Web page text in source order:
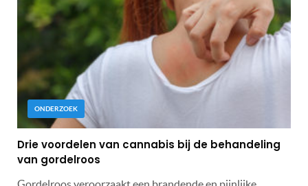
ONDERZOEK
Drie voordelen van cannabis bij de behandeling
van gordelroos